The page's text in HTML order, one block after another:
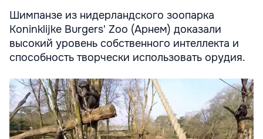
Шимпанзе из нидерландского зоопарка
Koninklijke Burgers' Zoo (Арнем) доказали
высокий уровень собственного интеллекта и
способность творчески использовать орудия.